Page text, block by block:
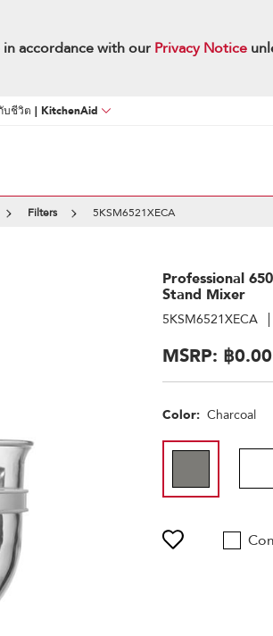
accordance with our Privacy Notice
บชีวิต | KitchenAid
Filters 5KSM6521XECA
Professional
Stand Mixer
5KSM6521XECA
MSRP: ฿0.00
Color: Charcoal